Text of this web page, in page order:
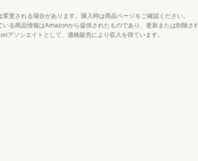
更される場合があります。購入時は商品ページをご確認ください。
いる商品情報はAmazonから提供されたものであり、更新または削除さ
アソシエイトとして、適格販売により収入を得ています。